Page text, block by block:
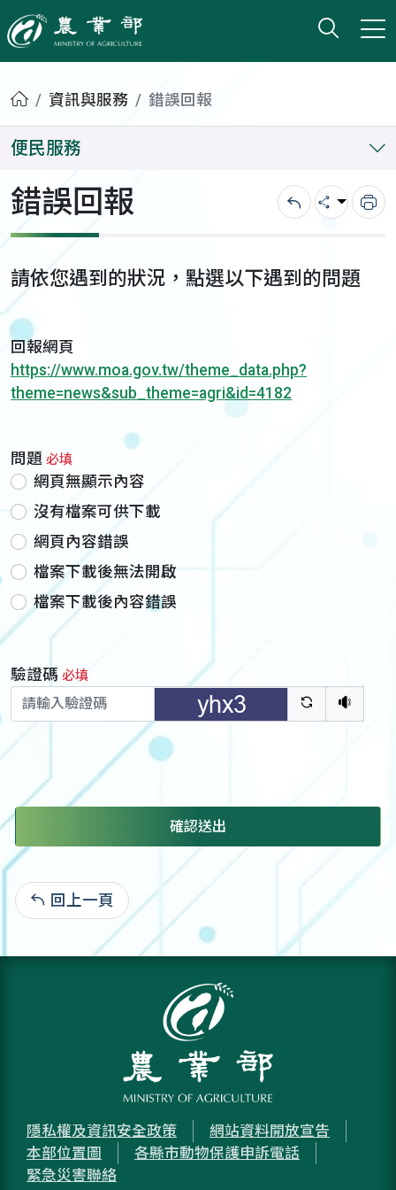
農業部
打開
小版
首頁資訊與服務 錯誤回報
便民服務
錯誤回報 回上一頁
分享 列
請依您遇到的狀況，點選以下遇到的問題
回報網頁
https://www.moa.gov.tw/theme_data.php?
theme=news&sub_theme=agri&id=4182
問題 必填
網頁無顯示內容
沒有檔案可供下載
網頁內容錯誤
檔案下載後無法開啟
檔案下載後內容錯誤
驗證碼 必填
驗證碼重新
聽語
確認送出
回上一頁
隱私權及資訊安全政策
網站資料開放宣告
本部位置圖
各縣市動物保護申訴電話
緊急災害聯絡